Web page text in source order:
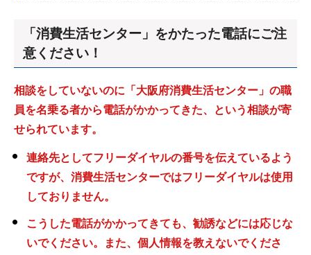
「消費生活センター」をかたった電話にご注
意ください！
相談をしていないのに「大阪府消費生活センター」の職
員を名乗る者から電話がかかってきた、という相談が寄
せられています。
連絡先としてフリーダイヤルの番号を伝えているよう
ですが、消費生活センターではフリーダイヤルは使用
しておりません。
こうした電話がかかってきても、勧誘などには応じな
いでください。また、個人情報を教えないでくださ